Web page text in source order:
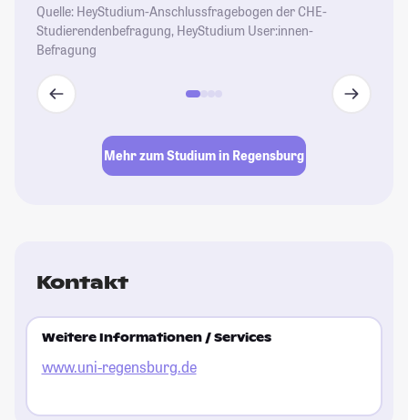
Quelle: HeyStudium-Anschlussfragebogen der CHE-
Studierendenbefragung, HeyStudium User:innen-
Befragung
Mehr zum Studium in Regensburg
Kontakt
Weitere Informationen / Services
www.uni-regensburg.de